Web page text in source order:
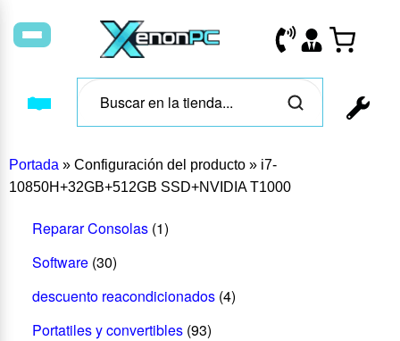
Portada » Configuración del producto » i7-
10850H+32GB+512GB SSD+NVIDIA T1000
Reparar Consolas (1)
Software (30)
descuento reacondicionados (4)
Portatiles y convertibles (93)